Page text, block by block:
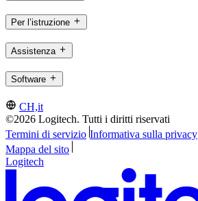
Per l’istruzione
Assistenza
Software
CH,it
©2026 Logitech. Tutti i diritti riservati
Termini di servizio Informativa sulla privacy
Mappa del sito
Logitech